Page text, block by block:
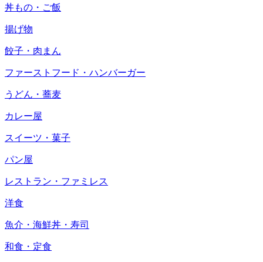
丼もの・ご飯
揚げ物
餃子・肉まん
ファーストフード・ハンバーガー
うどん・蕎麦
カレー屋
スイーツ・菓子
パン屋
レストラン・ファミレス
洋食
魚介・海鮮丼・寿司
和食・定食